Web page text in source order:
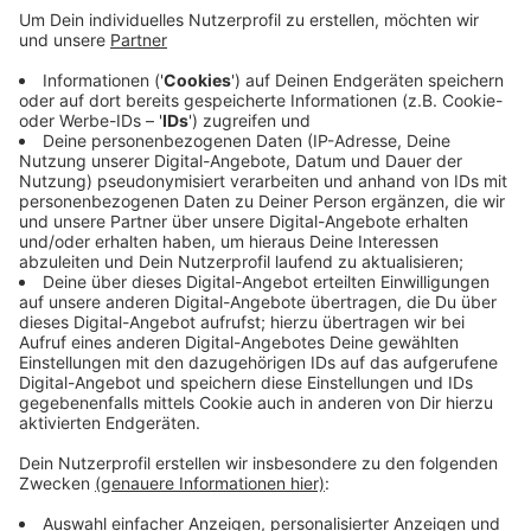
Der Autofahrer habe demnach wild gestikuliert, um
zu machen. Der Busfahrer stoppte den Bus,
entdeckte den Rauch und forderte alle Schüler auf,
den Bus zu verlassen. In der Zeit war ein
Tankstellenbesitzer schon mit einem Feuerlöscher
herbeigeeilt und konnte den Brand löschen. Nach
Polizeiaussagen hat es keine Verletzen gegeben.
Veröffentlicht:Donnerstag, 30.01.2020 12:57
Anzeige
Anzeige